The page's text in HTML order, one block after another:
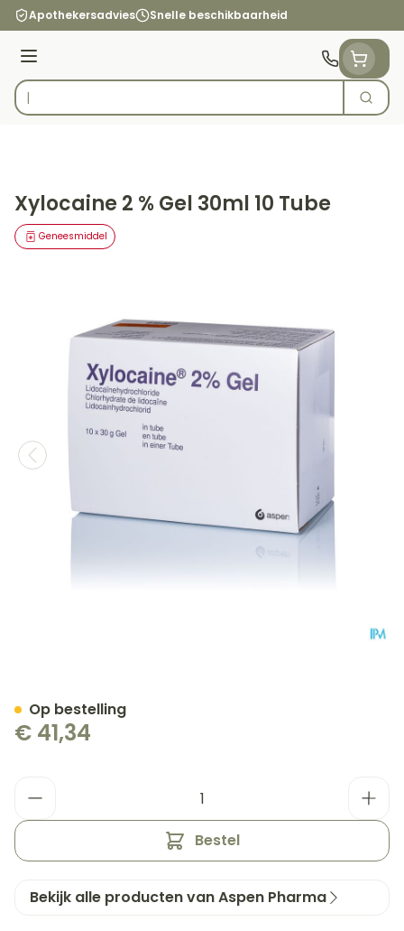
Ga naar de inhoud
Apothekersadvies Snelle beschikbaarheid
Menu
Product, merk, categorie...
Zoek
Xylocaine 2 % Gel 30ml 10 Tube
Geneesmiddel
€ 41,34
Bestel
Op bestelling
Bekijk alle producten van Aspen Pharma